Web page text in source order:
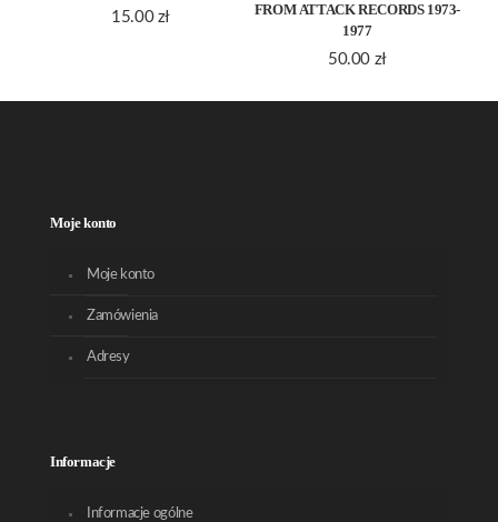
15.00 zł
FROM ATTACK RECORDS 1973-
1977
50.00 zł
Moje konto
Moje konto
Zamówienia
Adresy
Informacje
Informacje ogólne